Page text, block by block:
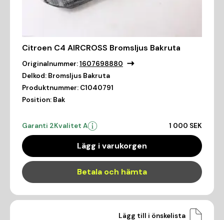
Citroen C4 AIRCROSS Bromsljus Bakruta
Originalnummer:1607698880
Delkod: Bromsljus Bakruta
Produktnummer: C1040791
Position: Bak
Garanti 2Kvalitet A 1 000 SEK
Lägg i varukorgen
Betala och hämta
Lägg till i önskelista